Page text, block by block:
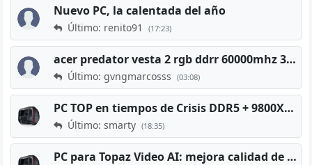
Nuevo PC, la calentada del año
Último: renito91 (17:23)
acer predator vesta 2 rgb ddrr 60000mhz 32gb x2 16gb
Último: gvngmarcosss (03:08)
PC TOP en tiempos de Crisis DDR5 + 9800X3D + RTX 5080 [2026][2400€]
Último: smarty (18:35)
PC para Topaz Video AI: mejora calidad de vídeos viejos